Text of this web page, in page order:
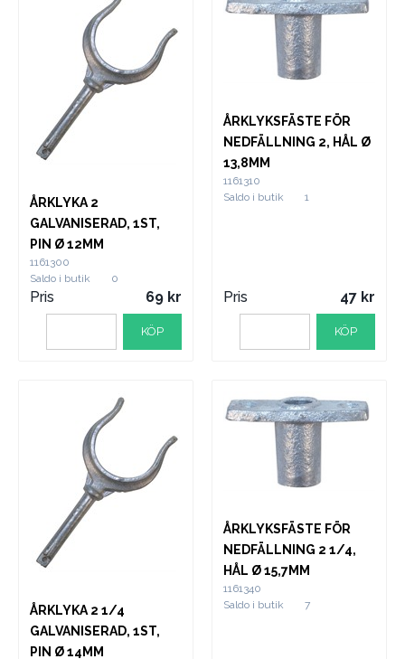
ÅRKLYKA 2
GALVANISERAD, 1ST,
PIN Ø 12MM
1161300
Saldo i butik
0
Pris 69
KÖP
ÅRKLYKSFÄSTE FÖR
NEDFÄLLNING 2, HÅL Ø
13,8MM
1161310
Saldo i butik
1
Pris 47
KÖP
ÅRKLYKA 2 1/4
GALVANISERAD, 1ST,
PIN Ø 14MM
ÅRKLYKSFÄSTE FÖR
NEDFÄLLNING 2 1/4,
HÅL Ø 15,7MM
1161340
Saldo i butik
7